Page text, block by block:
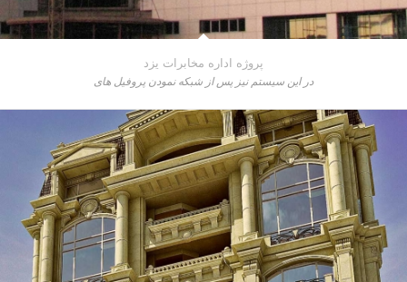
پروژه اداره مخابرات یزد
در این سیستم نیز پس از شبکه نمودن پروفیل های